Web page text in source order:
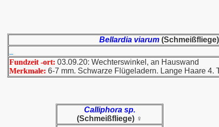
Bellardia viarum(Schmeißfliege)
Fundzeit -ort: 03.09.20: Wechterswinkel, an Hauswand
Merkmale: 6-7 mm. Schwarze Flügeladern. Lange Haare 4.
Calliphora sp.
(Schmeißfliege) ♀